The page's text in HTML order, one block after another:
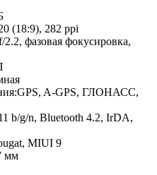
(18:9), 282 ppi
фазовая фокусировка,
GPS, A-GPS, ГЛОНАСС,
b/g/n, Bluetooth 4.2, IrDA,
MIUI 9
мм